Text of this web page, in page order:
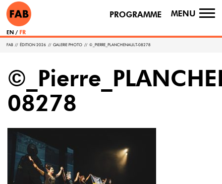
PROGRAMME MENU
EN FR
FAB // ÉDITION 2026 // GALERIE PHOTO // ©_PIERRE_PLANCHENAULT-08278
08278